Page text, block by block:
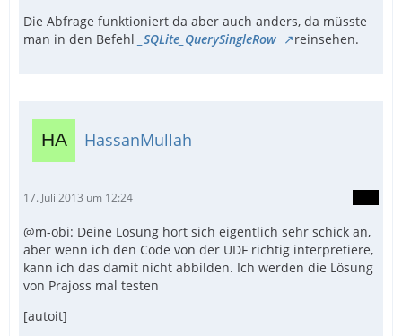
Die Abfrage funktioniert da aber auch anders, da müsste
man in den Befehl _SQLite_QuerySingleRow reinsehen.
HassanMullah
17. Juli 2013 um 12:24
@m-obi: Deine Lösung hört sich eigentlich sehr schick an,
aber wenn ich den Code von der UDF richtig interpretiere,
kann ich das damit nicht abbilden. Ich werden die Lösung
von Prajoss mal testen
[autoit]